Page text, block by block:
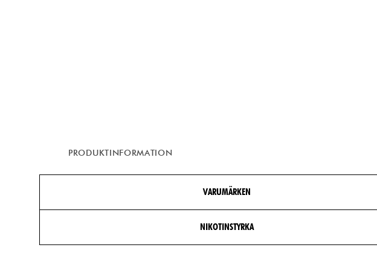
PRODUKTINFORMATION
VARUMÄRKEN
NIKOTINSTYRKA